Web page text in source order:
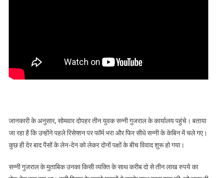
जानकारी के अनुसार, सोमवार दोपहर तीन युवक सन्नी गुजराल के कार्यालय पहुंचे। बताया
जा रहा है कि उन्होंने पहले रिसेप्शन पर फॉर्म भरा और फिर सीधे सन्नी के केबिन में चले गए।
कुछ ही देर बाद पैसों के लेन-देन को लेकर दोनों पक्षों के बीच विवाद शुरू हो गया।
सन्नी गुजराल के मुताबिक उनका किसी व्यक्ति के साथ करीब दो से तीन लाख रुपये का